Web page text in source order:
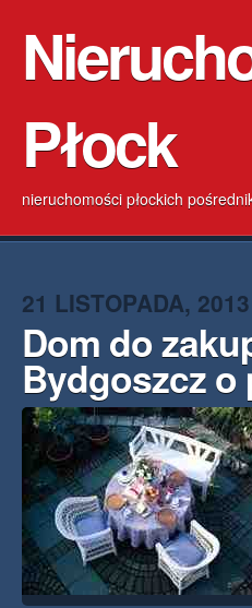
Płock
nieruchomości płockich
21 LISTOPADA, 2013
Dom do
Bydgoszcz o